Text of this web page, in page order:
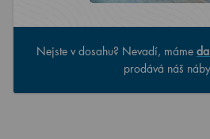
Nejste v dosahu? Nevadí, máme
prodává náš